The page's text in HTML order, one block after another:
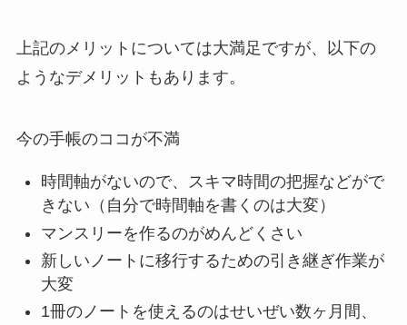
上記のメリットについては大満足ですが、以下の
ようなデメリットもあります。
今の手帳のココが不満
時間軸がないので、スキマ時間の把握などがで
きない（自分で時間軸を書くのは大変）
マンスリーを作るのがめんどくさい
新しいノートに移行するための引き継ぎ作業が
大変
1冊のノートを使えるのはせいぜい数ヶ月間、